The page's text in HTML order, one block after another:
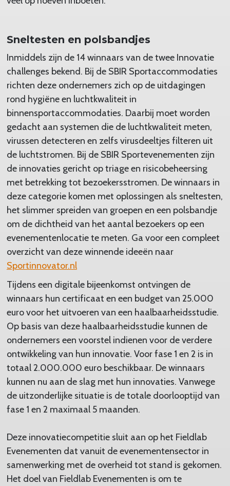
Sneltesten en polsbandjes
Inmiddels zijn de 14 winnaars van de twee Innovatie
challenges bekend. Bij de SBIR Sportaccommodaties
richten deze ondernemers zich op de uitdagingen
rond hygiëne en luchtkwaliteit in
binnensportaccommodaties. Daarbij moet worden
gedacht aan systemen die de luchtkwaliteit meten,
virussen detecteren en zelfs virusdeeltjes filteren uit
de luchtstromen. Bij de SBIR Sportevenementen zijn
de innovaties gericht op triage en risicobeheersing
met betrekking tot bezoekersstromen. De winnaars in
deze categorie komen met oplossingen als sneltesten,
het slimmer spreiden van groepen en een polsbandje
om de dichtheid van het aantal bezoekers op een
evenementenlocatie te meten. Ga voor een compleet
overzicht van deze winnende ideeën naar
Sportinnovator.nl
Tijdens een digitale bijeenkomst ontvingen de
winnaars hun certificaat en een budget van 25.000
euro voor het uitvoeren van een haalbaarheidsstudie.
Op basis van deze haalbaarheidsstudie kunnen de
ondernemers een voorstel indienen voor de verdere
ontwikkeling van hun innovatie. Voor fase 1 en 2 is in
totaal 2.000.000 euro beschikbaar. De winnaars
kunnen nu aan de slag met hun innovaties. Vanwege
de uitzonderlijke situatie is de totale doorlooptijd van
fase 1 en 2 maximaal 5 maanden.
Deze innovatiecompetitie sluit aan op het Fieldlab
Evenementen dat vanuit de evenementensector in
samenwerking met de overheid tot stand is gekomen.
Het doel van Fieldlab Evenementen is om te